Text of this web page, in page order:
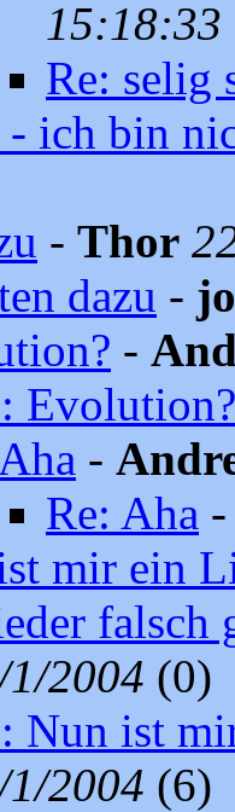
15:18:33
Re: selig
- ich bin
- Thor
dazu -
-
Aha -
Re: Aha
mir ein
falsch
1/2004 (0)
Nun ist
1/2004 (6)